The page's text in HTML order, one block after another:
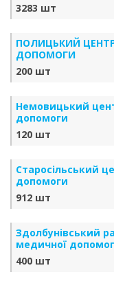
3283 шт
ПОЛИЦЬКИЙ
ДОПОМОГИ
200 шт
Немовицький
допомоги
120 шт
Старосільський
допомоги
912 шт
Здолбунівський
медичної
400 шт